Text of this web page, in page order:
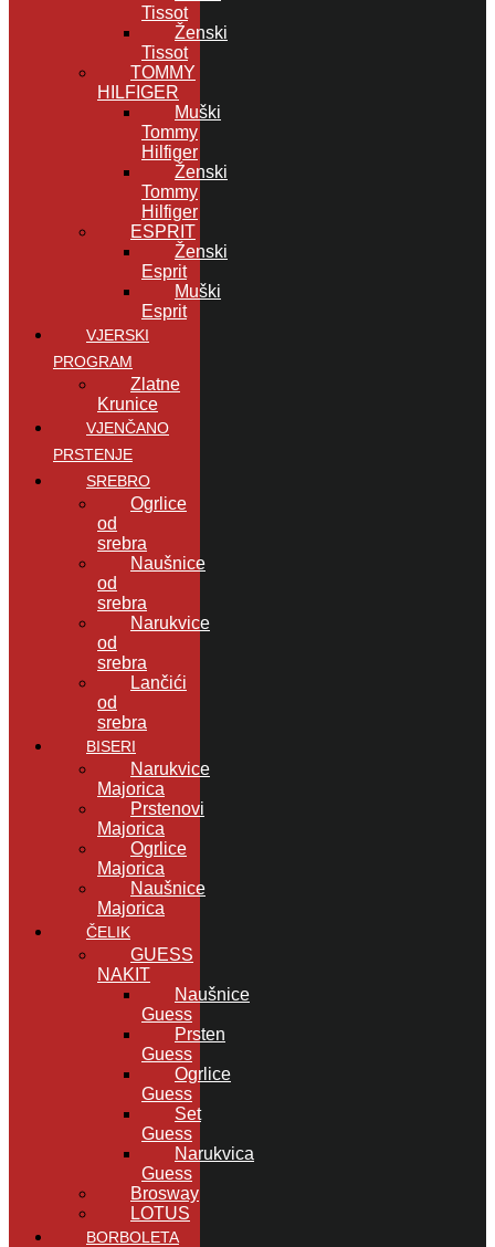
Tissot
Ženski
Tissot
TOMMY
HILFIGER
Muški
Tommy
Hilfiger
Ženski
Tommy
Hilfiger
ESPRIT
Ženski
Esprit
Muški
Esprit
VJERSKI
PROGRAM
Zlatne
Krunice
VJENČANO
PRSTENJE
SREBRO
Ogrlice
od
srebra
Naušnice
od
srebra
Narukvice
od
srebra
Lančići
od
srebra
BISERI
Narukvice
Majorica
Prstenovi
Majorica
Ogrlice
Majorica
Naušnice
Majorica
ČELIK
GUESS
NAKIT
Naušnice
Guess
Prsten
Guess
Ogrlice
Guess
Set
Guess
Narukvica
Guess
Brosway
LOTUS
BORBOLETA